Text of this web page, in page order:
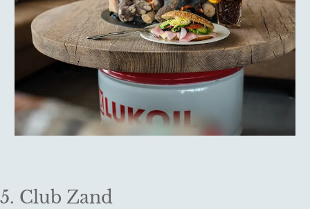
5. Club Zand